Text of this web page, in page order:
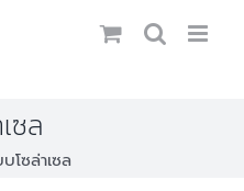
ซล
โซล่าเซล